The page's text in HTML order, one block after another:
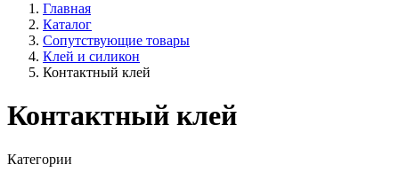
Главная
Каталог
Сопутствующие товары
Клей и силикон
Контактный клей
Контактный клей
Категории